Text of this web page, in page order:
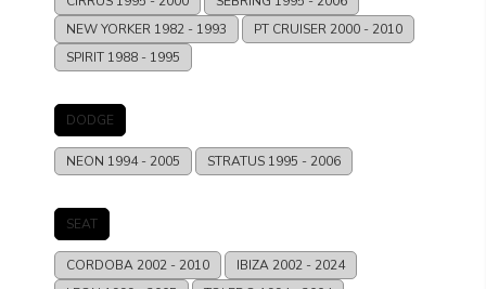
NEW YORKER 1982 - 1993 PT CRUISER 2000 - 2010
SPIRIT 1988 - 1995
DODGE
NEON 1994 - 2005 STRATUS 1995 - 2006
SEAT
CORDOBA 2002 - 2010 IBIZA 2002 - 2024